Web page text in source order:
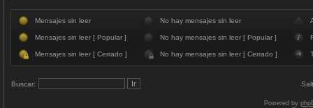
Mensajes sin leer No hay mensajes sin leer
Mensajes sin leer [ Popular ] No hay mensajes sin leer [ Popular ]
Mensajes sin leer [ Cerrado ] No hay mensajes sin leer [ Cerrado ]
Buscar:
Powered by